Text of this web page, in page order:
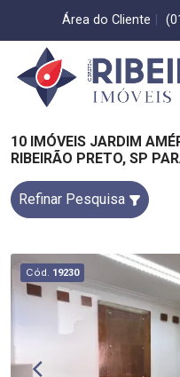
Área do Cliente
10 IMÓVEIS JARDIM
RIBEIRÃO PRETO, SP
Refinar Pesquisa
Cód. 19230